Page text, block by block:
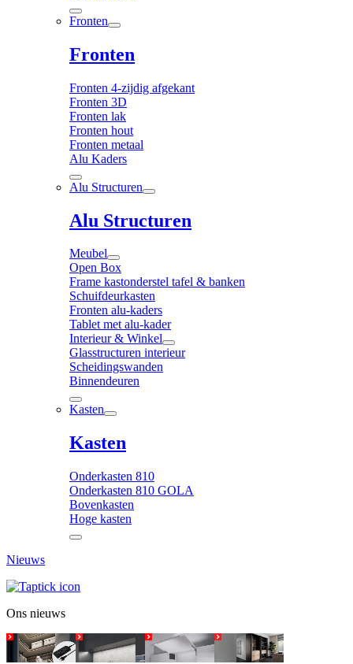
Fronten
Fronten
Fronten 4-zijdig afgekant
Fronten 3D
Fronten lak
Fronten hout
Fronten metaal
Alu Kaders
Alu Structuren
Alu Structuren
Meubel
Open Box
Frame kastonderstel tafel & banken
Schuifdeurkasten
Fronten alu-kaders
Tablet met alu-kader
Interieur & Winkel
Glasstructuren interieur
Scheidingswanden
Binnendeuren
Kasten
Kasten
Onderkasten 810
Onderkasten 810 GOLA
Bovenkasten
Hoge kasten
Nieuws
Ons nieuws